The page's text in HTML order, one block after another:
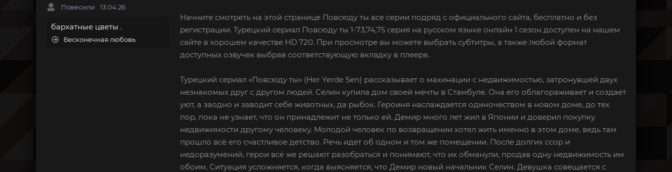
Повесили 13.04.26
бархатные цветы .
Бесконечная любовь
Начните смотреть на этой странице Повсюду ты все серии подряд с официального сайта, бесплатно и без
регистрации. Турецкий сериал Повсюду ты 1-73,74,75 серия на русском языке онлайн 1 сезон доступен на нашем
сайте в хорошем качестве HD 720. При просмотре вы можете выбрать субтитры, а также любой формат
доступных озвучек выбрав соответствующую вкладку в плеере.
Турецкий сериал «Повсюду ты» (Her Yerde Sen) рассказывает о махинации с недвижимостью, затронувшей двух
незнакомых друг с другом людей. Селин купила дом своей мечты в Стамбуле. Она его облагораживает и создает
уют, а заодно и заводит себе животных, да рыбок. Героиня наслаждается одиночеством в новом доме, до тех
пор, пока не узнает, что он принадлежит не только ей. Демир много лет жил в Японии и доверил покупку
недвижимости другому человеку. Молодой человек по возвращении хотел жить именно в этом доме, ведь там
прошло всё его счастливое детство. Речь идет об одном и том же помещении. После долгих ссор и
недоразумений, герои всё же решают разобраться и понимают, что их обманули, продав одну недвижимость им
обоим. Ситуация усложняется, когда выясняется, что Демир новый начальник Селин. Девушка совещается с